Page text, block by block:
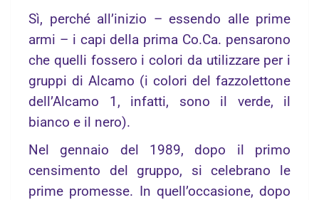
Sì, perché all’inizio – essendo alle prime
armi – i capi della prima Co.Ca. pensarono
che quelli fossero i colori da utilizzare per i
gruppi di Alcamo (i colori del fazzolettone
dell’Alcamo 1, infatti, sono il verde, il
bianco e il nero).
Nel gennaio del 1989, dopo il primo
censimento del gruppo, si celebrano le
prime promesse. In quell’occasione, dopo